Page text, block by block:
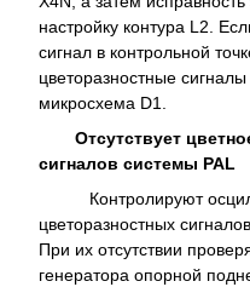
настройку контура L2.
сигнал в контрольной
цветоразностные
микросхема D1.
Отсутствует
сигналов системы PAL
Контролируют
цветоразностных
При их отсутствии
генератора опорной